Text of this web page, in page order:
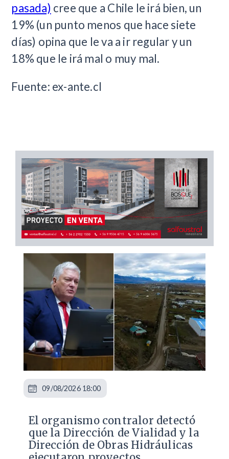
pasada) cree que a Chile le irá bien, un
19% (un punto menos que hace siete
días) opina que le va a ir regular y un
18% que le irá mal o muy mal.
Fuente: ex-ante.cl
El organismo contralor detectó
que la Dirección de Vialidad y la
Dirección de Obras Hidráulicas
09/08/2026 18:00